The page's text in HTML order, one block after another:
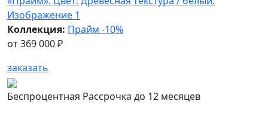
Коллекция: Прайм -10%
от369 000 ₽
заказать
Беспроцентная Рассрочка до 12 месяцев